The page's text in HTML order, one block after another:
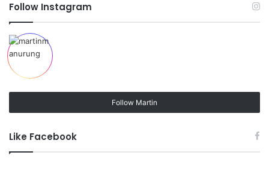
Follow Instagram
Follow Martin
Like Facebook